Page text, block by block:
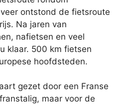
ontstond de fietsroute
Na jaren van
nafietsen en veel
klaar. 500 km fietsen
hoofdsteden.
gezet door een Franse
maar voor de